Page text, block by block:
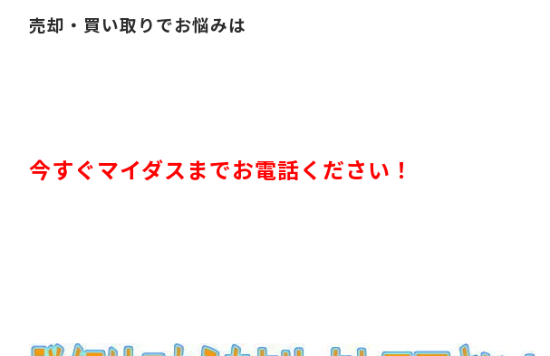
売却・買い取りでお悩みは
今すぐマイダスまでお電話ください！